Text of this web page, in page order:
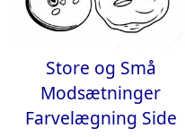
Store og Små
Modsætninger
Farvelægning Side